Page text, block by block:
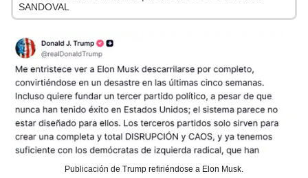
SANDOVAL
Publicación de Trump refiriéndose a Elon Musk.